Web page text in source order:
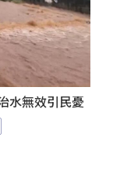
水無效引民憂